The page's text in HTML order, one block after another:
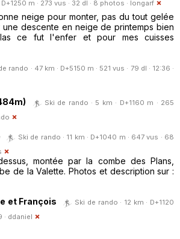
m · 273 vus · 32 dl · 8 photos · longarf
neige pour monter, pas du tout gelée
une descente en neige de printemps bien
ce fut l'enfer et pour mes cuisses
rando · 47 km · D+5150 m · 521 vus · 79 dl · 12:36 ·
Ski de rando · 5 km · D+1160 m · 265
Ski de rando · 11 km · D+1040 m · 647 vus · 68
montée par la combe des Plans,
de la Valette. Photos et description sur :
et François
Ski de rando · 12 km · D+1120
· ddaniel